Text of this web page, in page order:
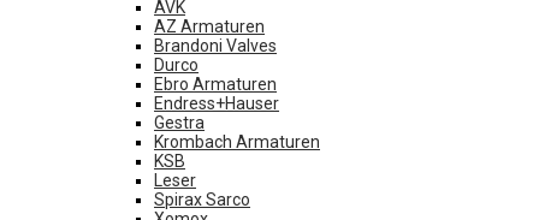
AVK
AZ Armaturen
Brandoni Valves
Durco
Ebro Armaturen
Endress+Hauser
Gestra
Krombach Armaturen
KSB
Leser
Spirax Sarco